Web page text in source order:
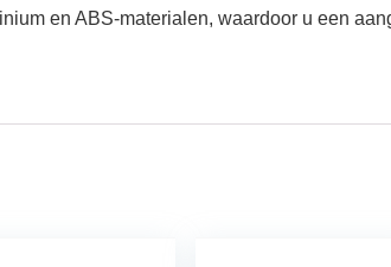
en ABS-materialen, waardoor u een